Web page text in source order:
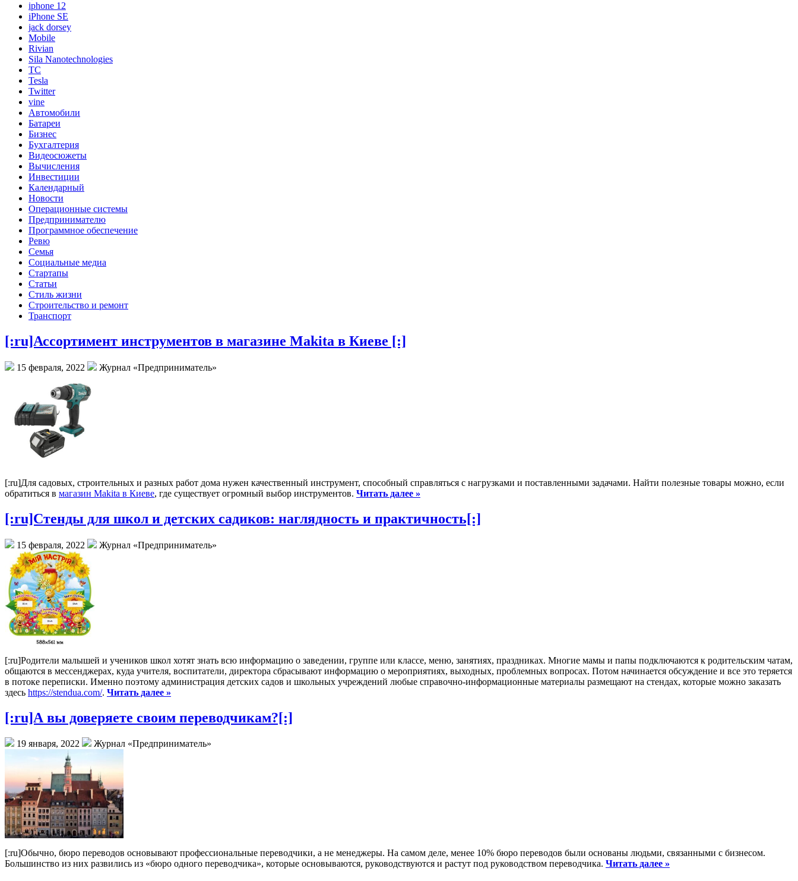
iphone 12
iPhone SE
jack dorsey
Mobile
Rivian
Sila Nanotechnologies
TC
Tesla
Twitter
vine
Автомобили
Батареи
Бизнес
Бухгалтерия
Видеосюжеты
Вычисления
Инвестиции
Календарный
Новости
Операционные системы
Предпринимателю
Программное обеспечение
Ревю
Семья
Социальные медиа
Стартапы
Статьи
Стиль жизни
Строительство и ремонт
Транспорт
[:ru]Ассортимент инструментов в магазине Makita в Киеве [:]
15 февраля, 2022 Журнал «Предприниматель»
[:ru]Для садовых, строительных и разных работ дома нужен качественный инструмент, способный справляться с нагрузками и поставленными задачами. Найти полезные товары можно, если
обратиться в магазин Makita в Киеве, где существует огромный выбор инструментов. Читать далее »
[:ru]Стенды для школ и детских садиков: наглядность и практичность[:]
15 февраля, 2022 Журнал «Предприниматель»
[:ru]Родители малышей и учеников школ хотят знать всю информацию о заведении, группе или классе, меню, занятиях, праздниках. Многие мамы и папы подключаются к родительским чатам,
общаются в мессенджерах, куда учителя, воспитатели, директора сбрасывают информацию о мероприятиях, выходных, проблемных вопросах. Потом начинается обсуждение и все это теряется
в потоке переписки. Именно поэтому администрация детских садов и школьных учреждений любые справочно-информационные материалы размещают на стендах, которые можно заказать
здесь https://stendua.com/. Читать далее »
[:ru]А вы доверяете своим переводчикам?[:]
19 января, 2022 Журнал «Предприниматель»
[:ru]Обычно, бюро переводов основывают профессиональные переводчики, а не менеджеры. На самом деле, менее 10% бюро переводов были основаны людьми, связанными с бизнесом.
Большинство из них развились из «бюро одного переводчика», которые основываются, руководствуются и растут под руководством переводчика. Читать далее »